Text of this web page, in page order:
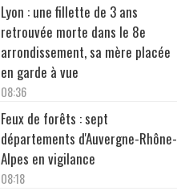
Lyon : une fillette de 3 ans
retrouvée morte dans le 8e
arrondissement, sa mère placée
en garde à vue
08:36
Feux de forêts : sept
départements d'Auvergne-Rhône-
Alpes en vigilance
08:18